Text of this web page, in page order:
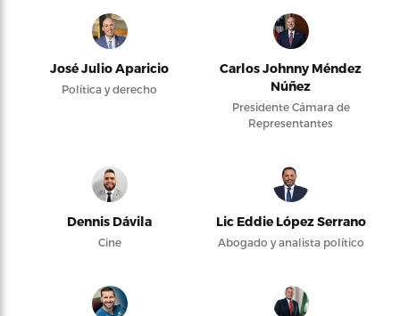
José Julio Aparicio
Política y derecho
Carlos Johnny Méndez
Núñez
Presidente Cámara de
Representantes
Dennis Dávila
Cine
Lic Eddie López Serrano
Abogado y analista político